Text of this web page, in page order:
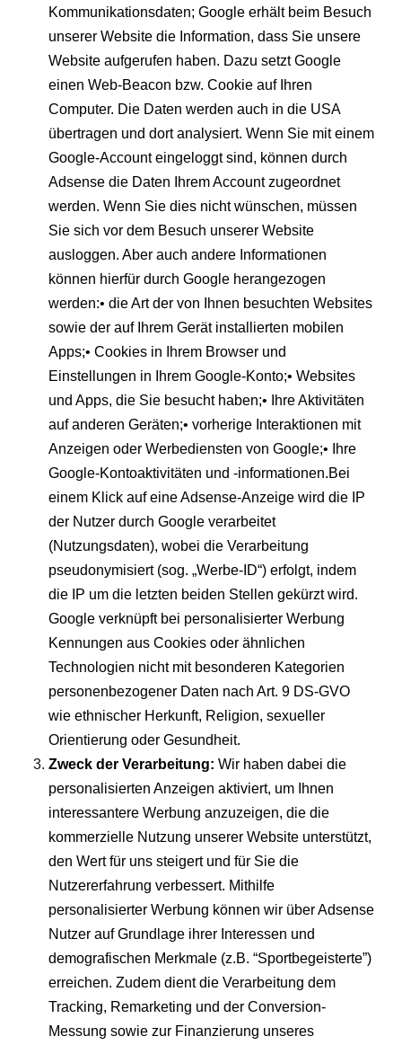
Kommunikationsdaten; Google erhält beim Besuch
unserer Website die Information, dass Sie unsere
Website aufgerufen haben. Dazu setzt Google
einen Web-Beacon bzw. Cookie auf Ihren
Computer. Die Daten werden auch in die USA
übertragen und dort analysiert. Wenn Sie mit einem
Google-Account eingeloggt sind, können durch
Adsense die Daten Ihrem Account zugeordnet
werden. Wenn Sie dies nicht wünschen, müssen
Sie sich vor dem Besuch unserer Website
ausloggen. Aber auch andere Informationen
können hierfür durch Google herangezogen
werden:• die Art der von Ihnen besuchten Websites
sowie der auf Ihrem Gerät installierten mobilen
Apps;• Cookies in Ihrem Browser und
Einstellungen in Ihrem Google-Konto;• Websites
und Apps, die Sie besucht haben;• Ihre Aktivitäten
auf anderen Geräten;• vorherige Interaktionen mit
Anzeigen oder Werbediensten von Google;• Ihre
Google-Kontoaktivitäten und -informationen.Bei
einem Klick auf eine Adsense-Anzeige wird die IP
der Nutzer durch Google verarbeitet
(Nutzungsdaten), wobei die Verarbeitung
pseudonymisiert (sog. „Werbe-ID“) erfolgt, indem
die IP um die letzten beiden Stellen gekürzt wird.
Google verknüpft bei personalisierter Werbung
Kennungen aus Cookies oder ähnlichen
Technologien nicht mit besonderen Kategorien
personenbezogener Daten nach Art. 9 DS-GVO
wie ethnischer Herkunft, Religion, sexueller
Orientierung oder Gesundheit.
Zweck der Verarbeitung: Wir haben dabei die
personalisierten Anzeigen aktiviert, um Ihnen
interessantere Werbung anzuzeigen, die die
kommerzielle Nutzung unserer Website unterstützt,
den Wert für uns steigert und für Sie die
Nutzererfahrung verbessert. Mithilfe
personalisierter Werbung können wir über Adsense
Nutzer auf Grundlage ihrer Interessen und
demografischen Merkmale (z.B. “Sportbegeisterte”)
erreichen. Zudem dient die Verarbeitung dem
Tracking, Remarketing und der Conversion-
Messung sowie zur Finanzierung unseres